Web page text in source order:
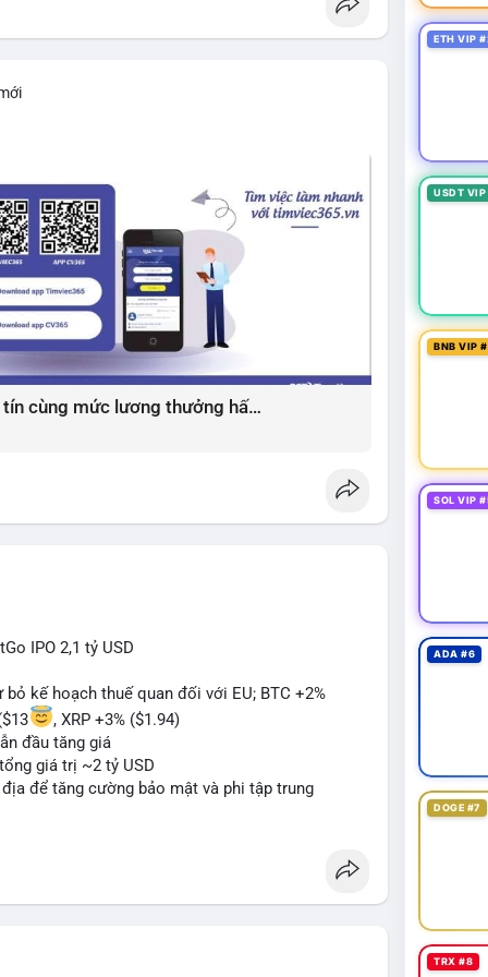
Giải pháp tìm việc làm xây dựng uy tín cùng mức lương thưởng hấp dẫn ?️
IPO 2,1 tỷ USD
kế hoạch thuế quan đối với EU; BTC +2%
, XRP +3% ($1.94)
đầu tăng giá
giá trị ~2 tỷ USD
để tăng cường bảo mật và phi tập trung
mới với yêu cầu tuân thủ nghiêm ngặt
tiền lệ pháp lý
crypto sớm nonostante sự bất đồng trong
lương một phần dưới dạng Bitcoin
ETH VIP
USDT
BNB VIP
SOL VIP
ADA #6
DOGE #7
TRX #8